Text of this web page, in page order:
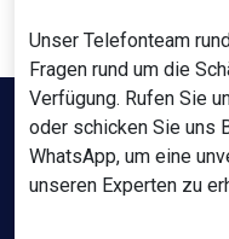
Unser Telefonteam
Fragen rund um die
Verfügung. Rufen Sie
oder schicken Sie uns
WhatsApp, um eine
unseren Experten zu